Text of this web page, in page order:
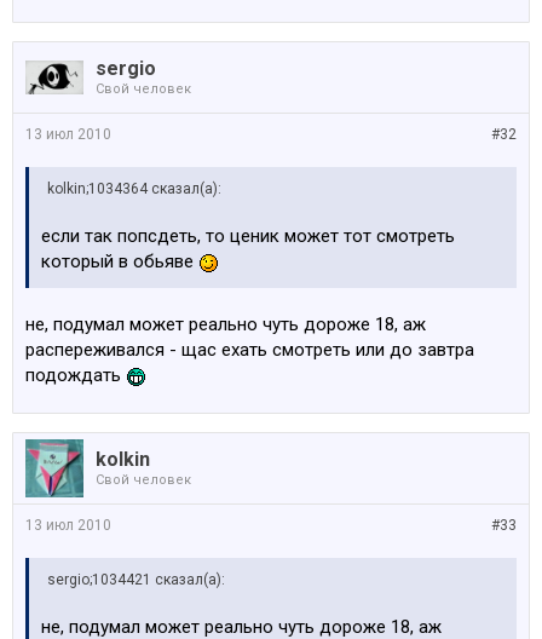
sergio
Свой человек
#32
13 июл 2010
kolkin;1034364 сказал(а):
если так попсдеть, то ценик может тот смотреть
который в обьяве
не, подумал может реально чуть дороже 18, аж
распереживался - щас ехать смотреть или до завтра
подождать
kolkin
Свой человек
#33
13 июл 2010
sergio;1034421 сказал(а):
не, подумал может реально чуть дороже 18, аж